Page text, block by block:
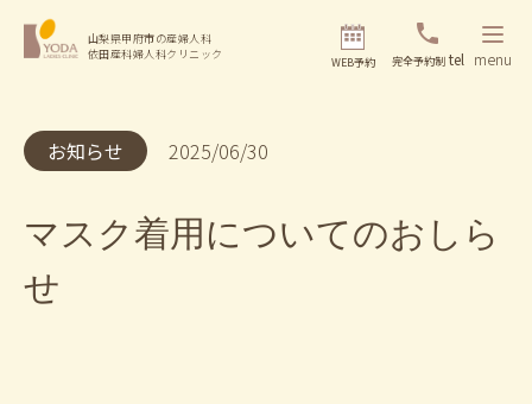
山梨県甲府市の産婦人科
依田産科婦人科クリニック
完全予約制tel
WEB予約 menu
お知らせ 2025/06/30
マスク着用についてのおしら
せ